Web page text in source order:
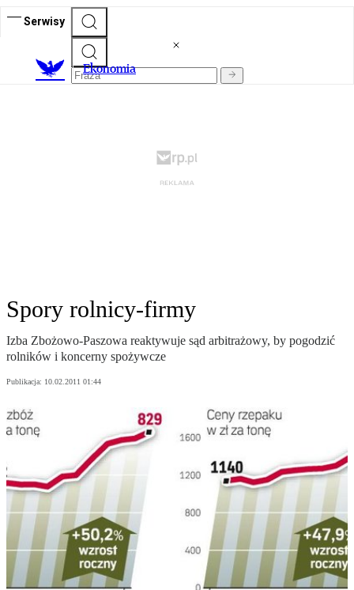
Serwisy
Ekonomia
Spory rolnicy-firmy
Izba Zbożowo-Paszowa reaktywuje sąd arbitrażowy, by pogodzić
rolników i koncerny spożywcze
Publikacja: 10.02.2011 01:44